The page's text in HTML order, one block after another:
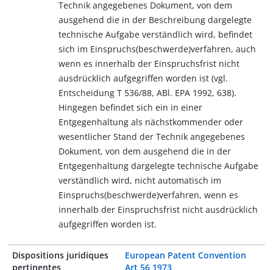
Technik angegebenes Dokument, von dem
ausgehend die in der Beschreibung dargelegte
technische Aufgabe verständlich wird, befindet
sich im Einspruchs(beschwerde)verfahren, auch
wenn es innerhalb der Einspruchsfrist nicht
ausdrücklich aufgegriffen worden ist (vgl.
Entscheidung T 536/88, ABl. EPA 1992, 638).
Hingegen befindet sich ein in einer
Entgegenhaltung als nächstkommender oder
wesentlicher Stand der Technik angegebenes
Dokument, von dem ausgehend die in der
Entgegenhaltung dargelegte technische Aufgabe
verständlich wird, nicht automatisch im
Einspruchs(beschwerde)verfahren, wenn es
innerhalb der Einspruchsfrist nicht ausdrücklich
aufgegriffen worden ist.
Dispositions juridiques
pertinentes
European Patent Convention
Art 56 1973